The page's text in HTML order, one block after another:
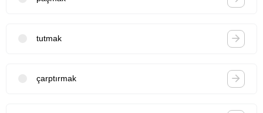
tutmak
çarptırmak